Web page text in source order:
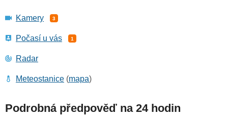
Kamery 3
Počasí u vás 1
Radar
Meteostanice (mapa)
Podrobná předpověď na 24 hodin